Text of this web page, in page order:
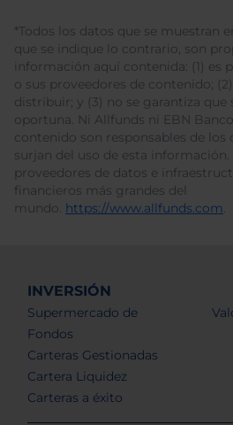
*Todos los datos que se muestran
que se indique lo contrario, son
información aquí contenida: (1) es
o sus proveedores de contenido;
distribuir; y (3) no se garantiza que
oportuna. Ni Allfunds ni EBN
contenido son responsables de los
surjan del uso de esta
proveedores de datos e
financieros más grandes del
mundo. https://www.allfunds.com.
INVERSIÓN
Supermercado de
Fondos
Carteras Gestionadas
Cartera Liquidez
Carteras a éxito